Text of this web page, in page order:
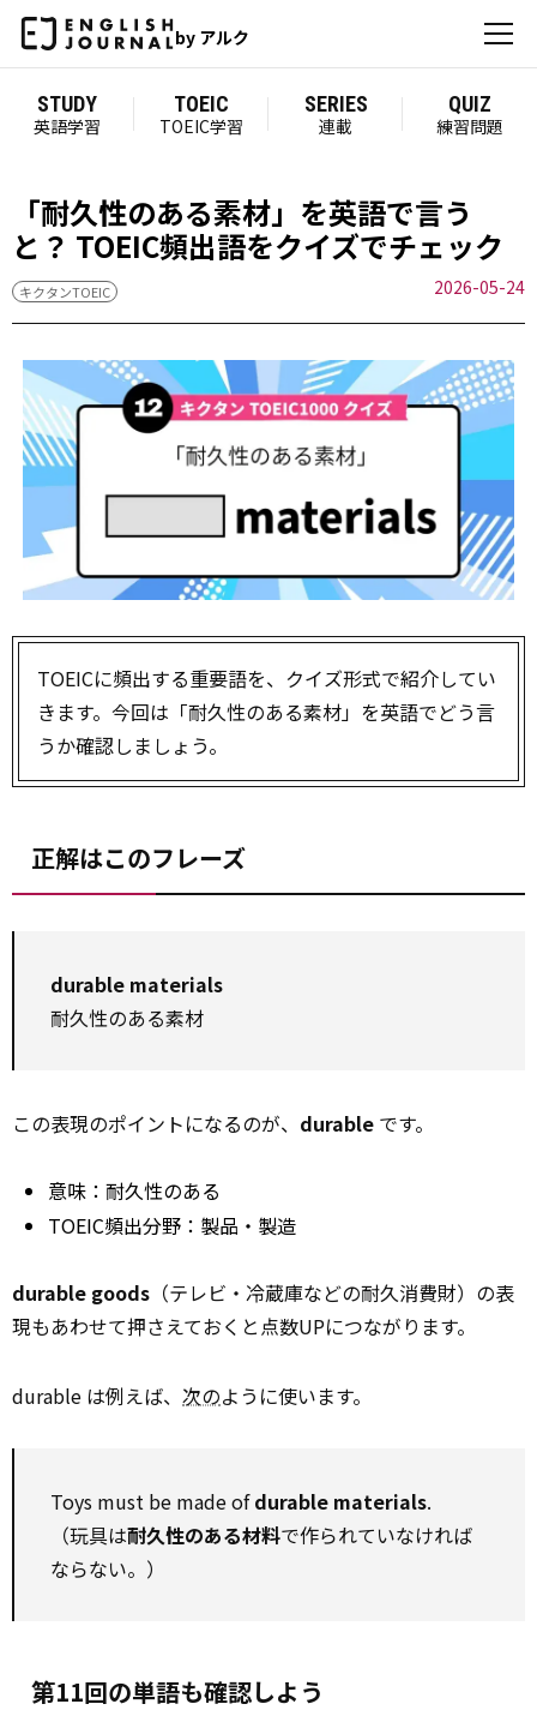
by アルク
STUDY
英語学習
TOEIC
TOEIC学習
SERIES
連載
QUIZ
練習問題
「耐久性のある素材」を英語で言う
と？ TOEIC頻出語をクイズでチェック
キクタンTOEIC 2026-05-24
TOEICに頻出する重要語を、クイズ形式で紹介してい
きます。今回は「耐久性のある素材」を英語でどう言
うか確認しましょう。
正解はこのフレーズ
durable materials
耐久性のある素材
この表現のポイントになるのが、 durable です。
意味：耐久性のある
TOEIC頻出分野：製品・製造
durable goods （テレビ・冷蔵庫などの耐久消費財）の表
現もあわせて押さえておくと点数UPにつながります。
durable は例えば、 次のように使います。
Toys must be made ofdurable materials.
（玩具は耐久性のある材料で作られていなければ
ならない。）
第11回の単語も確認しよう